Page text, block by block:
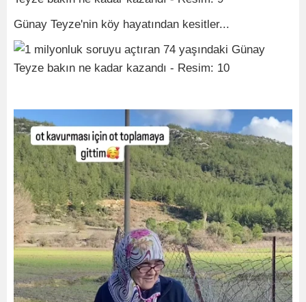
Günay Teyze'nin köy hayatından kesitler...